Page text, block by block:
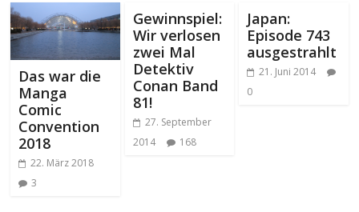
Das war die
Manga
Comic
Convention
2018
22. März 2018
3
Gewinnspiel:
Wir verlosen
zwei Mal
Detektiv
Conan Band
81!
27. September
2014
168
Japan:
Episode 743
ausgestrahlt
21. Juni 2014
0